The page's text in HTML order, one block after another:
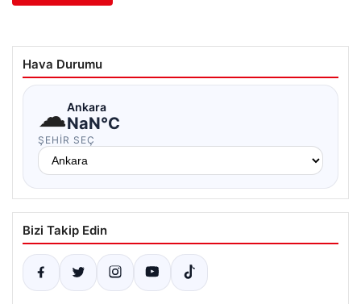
Hava Durumu
☁Ankara
NaN°C
ŞEHIR SEÇ
Bizi Takip Edin